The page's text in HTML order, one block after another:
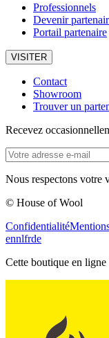
Professionnels
Devenir
Portail partenaire
VISITER
Contact
Showroom
Trouver un
Recevez
Nous respectons votre
© House of Wool
Confidentialité
ennlfrde
Cette boutique en ligne